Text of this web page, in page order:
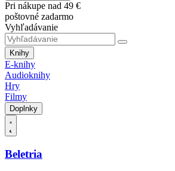
Pri nákupe nad 49 €
poštovné zadarmo
Vyhľadávanie
Knihy
E-knihy
Audioknihy
Hry
Filmy
Doplnky
Beletria